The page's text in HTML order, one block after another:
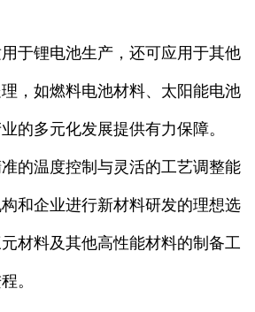
用于锂电池生产，还可应用于其他
，如燃料电池材料、太阳能电池
的多元化发展提供有力保障。
准的温度控制与灵活的工艺调整能
和企业进行新材料研发的理想选
材料及其他高性能材料的制备工
。